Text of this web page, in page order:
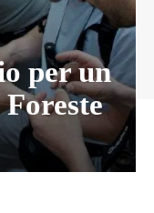
per un